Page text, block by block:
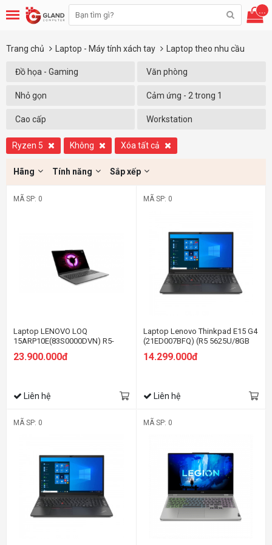
...
Trang chủ Laptop - Máy tính xách tay Laptop theo nhu cầu
Đồ họa - Gaming Văn phòng
Nhỏ gọn Cảm ứng - 2 trong 1
Cao cấp Workstation
Ryzen 5 Không Xóa tất cả
Hãng Tính năng Sắp xếp
MÃ SP: 0
Laptop LENOVO LOQ
15ARP10E(83S0000DVN) R5-
23.900.000đ
Liên hệ
MÃ SP: 0
Laptop Lenovo Thinkpad E15 G4
(21ED007BFQ) (R5 5625U/8GB
Đen)
14.299.000đ
Liên hệ
MÃ SP: 0 MÃ SP: 0